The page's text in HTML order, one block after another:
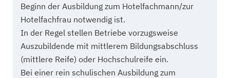
Beginn der Ausbildung zum Hotelfachmann/zur
Hotelfachfrau notwendig ist.
In der Regel stellen Betriebe vorzugsweise
Auszubildende mit mittlerem Bildungsabschluss
(mittlere Reife) oder Hochschulreife ein.
Bei einer rein schulischen Ausbildung zum